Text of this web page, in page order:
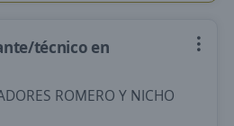
técnico en
ROMERO Y NICHO